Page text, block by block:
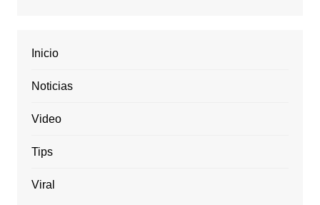
Inicio
Noticias
Video
Tips
Viral